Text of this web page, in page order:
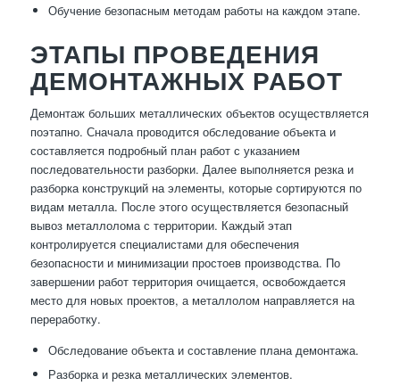
Обучение безопасным методам работы на каждом этапе.
ЭТАПЫ ПРОВЕДЕНИЯ
ДЕМОНТАЖНЫХ РАБОТ
Демонтаж больших металлических объектов осуществляется
поэтапно. Сначала проводится обследование объекта и
составляется подробный план работ с указанием
последовательности разборки. Далее выполняется резка и
разборка конструкций на элементы, которые сортируются по
видам металла. После этого осуществляется безопасный
вывоз металлолома с территории. Каждый этап
контролируется специалистами для обеспечения
безопасности и минимизации простоев производства. По
завершении работ территория очищается, освобождается
место для новых проектов, а металлолом направляется на
переработку.
Обследование объекта и составление плана демонтажа.
Разборка и резка металлических элементов.